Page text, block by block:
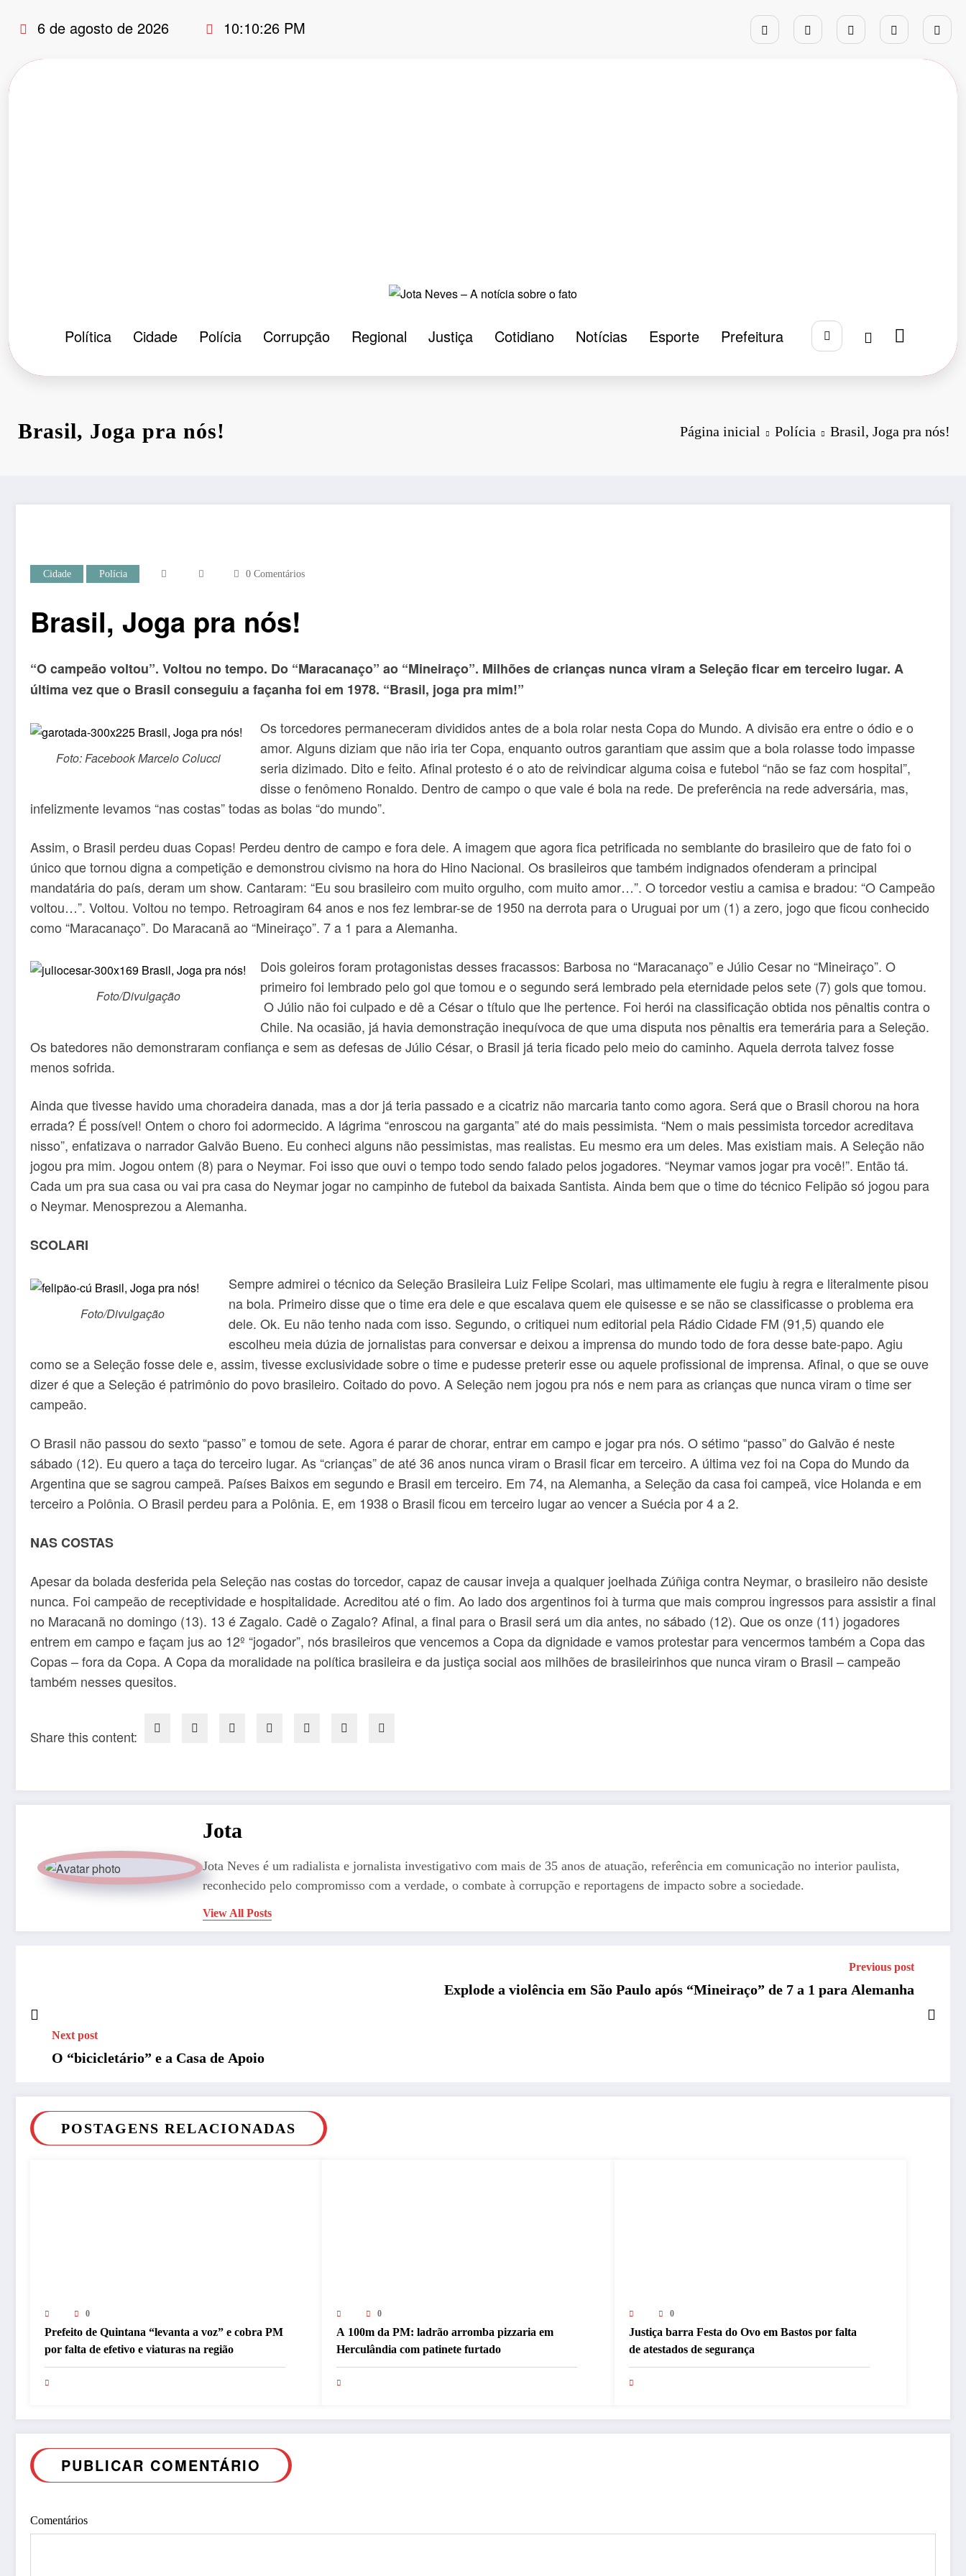
para
conteúdo
6 de agosto de 2026 10:10:27 PM
Política Cidade Polícia Corrupção Regional Justiça Cotidiano Notícias Esporte Prefeitura
Brasil, Joga pra nós! Página inicial Polícia Brasil, Joga pra nós!
Cidade Polícia 0 Comentários
Brasil, Joga pra nós!
“O campeão voltou”. Voltou no tempo. Do “Maracanaço” ao “Mineiraço”. Milhões de crianças nunca viram a Seleção ficar em terceiro lugar. A
última vez que o Brasil conseguiu a façanha foi em 1978. “Brasil, joga pra mim!”
Foto: Facebook Marcelo Colucci
Os torcedores permaneceram divididos antes de a bola rolar nesta Copa do Mundo. A divisão era entre o ódio e o
amor. Alguns diziam que não iria ter Copa, enquanto outros garantiam que assim que a bola rolasse todo impasse
seria dizimado. Dito e feito. Afinal protesto é o ato de reivindicar alguma coisa e futebol “não se faz com hospital”,
disse o fenômeno Ronaldo. Dentro de campo o que vale é bola na rede. De preferência na rede adversária, mas,
infelizmente levamos “nas costas” todas as bolas “do mundo”.
Assim, o Brasil perdeu duas Copas! Perdeu dentro de campo e fora dele. A imagem que agora fica petrificada no semblante do brasileiro que de fato foi o
único que tornou digna a competição e demonstrou civismo na hora do Hino Nacional. Os brasileiros que também indignados ofenderam a principal
mandatária do país, deram um show. Cantaram: “Eu sou brasileiro com muito orgulho, com muito amor…”. O torcedor vestiu a camisa e bradou: “O Campeão
voltou…”. Voltou. Voltou no tempo. Retroagiram 64 anos e nos fez lembrar-se de 1950 na derrota para o Uruguai por um (1) a zero, jogo que ficou conhecido
como “Maracanaço”. Do Maracanã ao “Mineiraço”. 7 a 1 para a Alemanha.
Foto/Divulgação
Dois goleiros foram protagonistas desses fracassos: Barbosa no “Maracanaço” e Júlio Cesar no “Mineiraço”. O
primeiro foi lembrado pelo gol que tomou e o segundo será lembrado pela eternidade pelos sete (7) gols que tomou.
O Júlio não foi culpado e dê a César o título que lhe pertence. Foi herói na classificação obtida nos pênaltis contra o
Chile. Na ocasião, já havia demonstração inequívoca de que uma disputa nos pênaltis era temerária para a Seleção.
Os batedores não demonstraram confiança e sem as defesas de Júlio César, o Brasil já teria ficado pelo meio do caminho. Aquela derrota talvez fosse
menos sofrida.
Ainda que tivesse havido uma choradeira danada, mas a dor já teria passado e a cicatriz não marcaria tanto como agora. Será que o Brasil chorou na hora
errada? É possível! Ontem o choro foi adormecido. A lágrima “enroscou na garganta” até do mais pessimista. “Nem o mais pessimista torcedor acreditava
nisso”, enfatizava o narrador Galvão Bueno. Eu conheci alguns não pessimistas, mas realistas. Eu mesmo era um deles. Mas existiam mais. A Seleção não
jogou pra mim. Jogou ontem (8) para o Neymar. Foi isso que ouvi o tempo todo sendo falado pelos jogadores. “Neymar vamos jogar pra você!”. Então tá.
Cada um pra sua casa ou vai pra casa do Neymar jogar no campinho de futebol da baixada Santista. Ainda bem que o time do técnico Felipão só jogou para
o Neymar. Menosprezou a Alemanha.
SCOLARI
Foto/Divulgação
Sempre admirei o técnico da Seleção Brasileira Luiz Felipe Scolari, mas ultimamente ele fugiu à regra e literalmente pisou
na bola. Primeiro disse que o time era dele e que escalava quem ele quisesse e se não se classificasse o problema era
dele. Ok. Eu não tenho nada com isso. Segundo, o critiquei num editorial pela Rádio Cidade FM (91,5) quando ele
escolheu meia dúzia de jornalistas para conversar e deixou a imprensa do mundo todo de fora desse bate-papo. Agiu
como se a Seleção fosse dele e, assim, tivesse exclusividade sobre o time e pudesse preterir esse ou aquele profissional de imprensa. Afinal, o que se ouve
dizer é que a Seleção é patrimônio do povo brasileiro. Coitado do povo. A Seleção nem jogou pra nós e nem para as crianças que nunca viram o time ser
campeão.
O Brasil não passou do sexto “passo” e tomou de sete. Agora é parar de chorar, entrar em campo e jogar pra nós. O sétimo “passo” do Galvão é neste
sábado (12). Eu quero a taça do terceiro lugar. As “crianças” de até 36 anos nunca viram o Brasil ficar em terceiro. A última vez foi na Copa do Mundo da
Argentina que se sagrou campeã. Países Baixos em segundo e Brasil em terceiro. Em 74, na Alemanha, a Seleção da casa foi campeã, vice Holanda e em
terceiro a Polônia. O Brasil perdeu para a Polônia. E, em 1938 o Brasil ficou em terceiro lugar ao vencer a Suécia por 4 a 2.
NAS COSTAS
Apesar da bolada desferida pela Seleção nas costas do torcedor, capaz de causar inveja a qualquer joelhada Zúñiga contra Neymar, o brasileiro não desiste
nunca. Foi campeão de receptividade e hospitalidade. Acreditou até o fim. Ao lado dos argentinos foi à turma que mais comprou ingressos para assistir a final
no Maracanã no domingo (13). 13 é Zagalo. Cadê o Zagalo? Afinal, a final para o Brasil será um dia antes, no sábado (12). Que os onze (11) jogadores
entrem em campo e façam jus ao 12º “jogador”, nós brasileiros que vencemos a Copa da dignidade e vamos protestar para vencermos também a Copa das
Copas – fora da Copa. A Copa da moralidade na política brasileira e da justiça social aos milhões de brasileirinhos que nunca viram o Brasil – campeão
também nesses quesitos.
Share this content:
Jota
Jota Neves é um radialista e jornalista investigativo com mais de 35 anos de atuação, referência em comunicação no interior paulista,
reconhecido pelo compromisso com a verdade, o combate à corrupção e reportagens de impacto sobre a sociedade.
View All Posts
Previous post
Explode a violência em São Paulo após “Mineiraço” de 7 a 1 para Alemanha
Next post
O “bicicletário” e a Casa de Apoio
POSTAGENS RELACIONADAS
0
Prefeito de Quintana “levanta a voz” e cobra PM
por falta de efetivo e viaturas na região
0
A 100m da PM: ladrão arromba pizzaria em
Herculândia com patinete furtado
0
Justiça barra Festa do Ovo em Bastos por falta
de atestados de segurança
PUBLICAR COMENTÁRIO
Comentários